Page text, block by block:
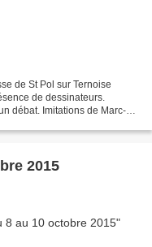
de St Pol sur Ternoise
de dessinateurs.
débat. Imitations de Marc-
2015